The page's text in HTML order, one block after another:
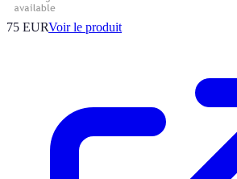
75 EURVoir le produit